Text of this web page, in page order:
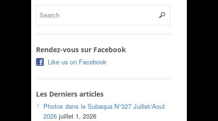
Rendez-vous sur Facebook
Like us on Facebook
Les Derniers articles
Photos dans le Subaqua N°327 Juillet/Aout
2026 juillet 1, 2026